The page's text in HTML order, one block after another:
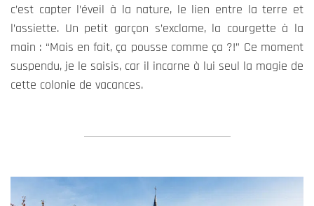
c’est capter l’éveil à la nature, le lien entre la terre et
l’assiette. Un petit garçon s’exclame, la courgette à la
main : “Mais en fait, ça pousse comme ça ?!” Ce moment
suspendu, je le saisis, car il incarne à lui seul la magie de
cette colonie de vacances.